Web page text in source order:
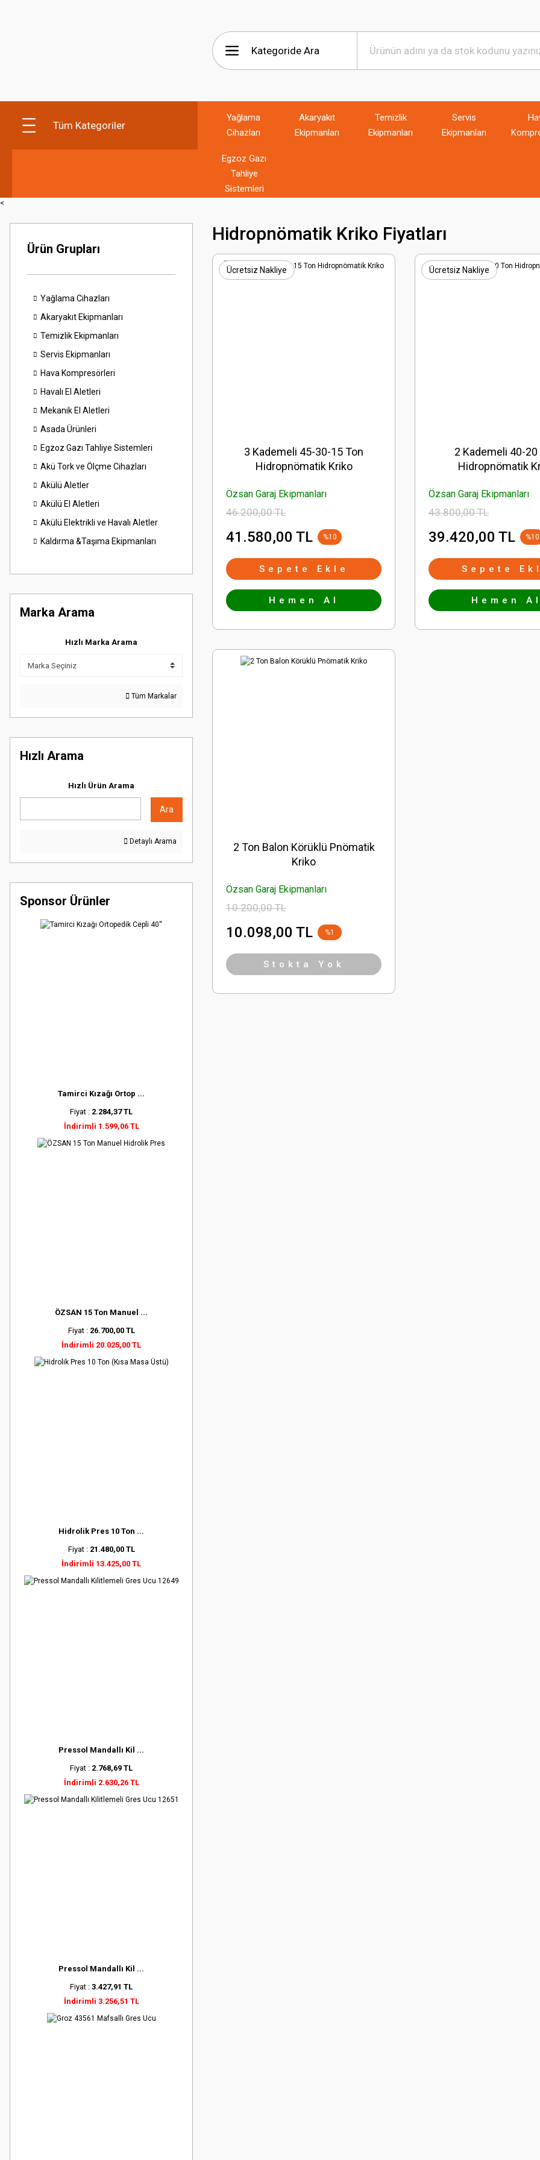
Tüm Kategoriler
Yağlama
Cihazları
Akaryakıt
Ekipmanları
Temizlik
Ekipmanları
Servis
Ekipmanları
Egzoz Gazı
Tahliye
Sistemleri
<
Ürün Grupları
Yağlama Cihazları
Akaryakıt Ekipmanları
Temizlik Ekipmanları
Servis Ekipmanları
Hava Kompresörleri
Havalı El Aletleri
Mekanik El Aletleri
Asada Ürünleri
Egzoz Gazı Tahliye Sistemleri
Akü Tork ve Ölçme Cihazları
Akülü Aletler
Akülü El Aletleri
Akülü Elektrikli ve Havalı Aletler
Kaldırma &Taşıma Ekipmanları
Marka Arama
Hızlı Marka Arama
Tüm Markalar
Hızlı Arama
Hızlı Ürün Arama
Ara
Detaylı Arama
Sponsor Ürünler
Tamirci Kızağı Ortop ...
Fiyat : 2.284,37 TL
İndirimli 1.599,06 TL
ÖZSAN 15 Ton Manuel ...
Fiyat : 26.700,00 TL
İndirimli 20.025,00 TL
Hidrolik Pres 10 Ton ...
Fiyat : 21.480,00 TL
İndirimli 13.425,00 TL
Pressol Mandallı Kil ...
Fiyat : 2.768,69 TL
İndirimli 2.630,26 TL
Pressol Mandallı Kil ...
Fiyat : 3.427,91 TL
İndirimli 3.256,51 TL
Hidropnömatik Kriko Fiyatları
Ücretsiz Nakliye
3 Kademeli 45-30-15 Ton
Hidropnömatik Kriko
Özsan Garaj Ekipmanları
46.200,00 TL
41.580,00 TL %10
Sepete Ekle
Hemen Al
Ücretsiz Nakliye
2 Kademeli 40-20
Hidropnömatik
Özsan Garaj Ekipmanları
43.800,00 TL
39.420,00 TL %10
Sepete
Hemen
2 Ton Balon Körüklü Pnömatik
Kriko
Özsan Garaj Ekipmanları
10.200,00 TL
10.098,00 TL %1
Stokta Yok